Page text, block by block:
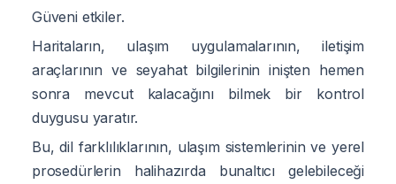
Güveni etkiler.
Haritaların, ulaşım uygulamalarının, iletişim
araçlarının ve seyahat bilgilerinin inişten hemen
sonra mevcut kalacağını bilmek bir kontrol
duygusu yaratır.
Bu, dil farklılıklarının, ulaşım sistemlerinin ve yerel
prosedürlerin halihazırda bunaltıcı gelebileceği